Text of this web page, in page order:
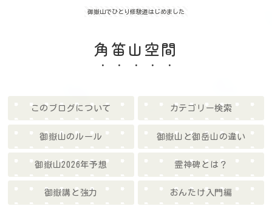
御嶽山でひとり修験道はじめました
角笛山空間
このブログについて カテゴリー検索
御嶽山のルール 御嶽山と御岳山の違い
御嶽山2026年予想 霊神碑とは？
御嶽講と強力 おんたけ入門編